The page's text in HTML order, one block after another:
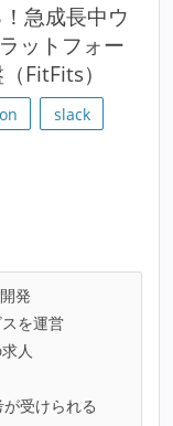
急成長中ウ
ットフォー
FitFits）
slack
発
を運営
人
受けられる